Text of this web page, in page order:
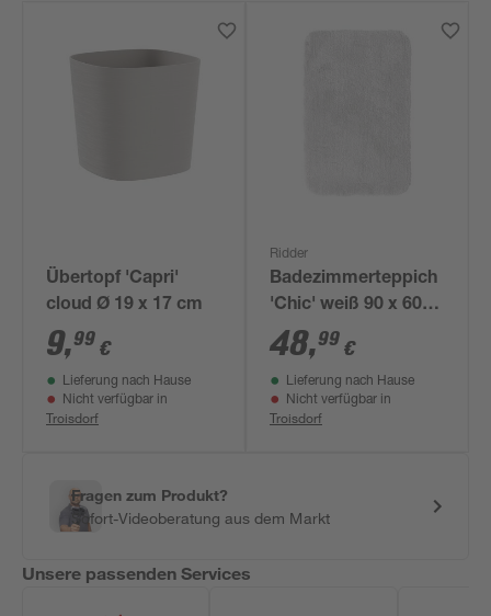
Übertopf 'Capri'
cloud Ø 19 x 17 cm
9,99 €
Lieferung nach Hause
Nicht verfügbar in
Troisdorf
Ridder
Badezimmerteppich
'Chic' weiß 90 x 60
cm
48,99 €
Lieferung nach Hause
Nicht verfügbar in
Troisdorf
Fragen zum Produkt?
Sofort-Videoberatung aus dem Markt
Unsere passenden Services